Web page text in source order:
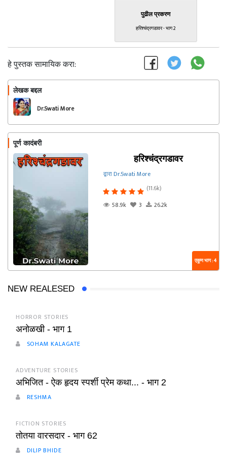
पुढील प्रकरण
हरिश्चंद्रगडावर - भाग 2
हे पुस्तक सामायिक करा:
लेखक बद्दल
Dr.Swati More
पूर्ण कादंबरी
हरिश्चंद्रगडावर
द्वारा Dr.Swati More
(11.6k)
58.9k
3 26.2k
एकूण भाग : 4
NEW REALESED
HORROR STORIES
अनोळखी - भाग 1
SOHAM KALAGATE
ADVENTURE STORIES
अभिजित - ऐक हृदय स्पर्शी प्रेम कथा... - भाग 2
RESHMA
FICTION STORIES
तोतया वारसदार - भाग 62
DILIP BHIDE